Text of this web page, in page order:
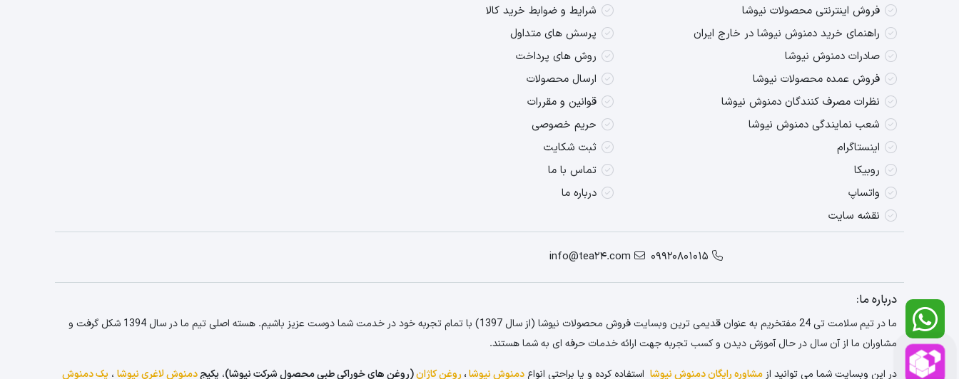
فروش اینترنتی محصولات نیوشا
راهنمای خرید دمنوش نیوشا در خارج ایران
صادرات دمنوش نیوشا
فروش عمده محصولات نیوشا
نظرات مصرف کنندگان دمنوش نیوشا
شعب نمایندگی دمنوش نیوشا
اینستاگرام
روبیکا
واتساپ
نقشه سایت
شرایط و ضوابط خرید کالا
پرسش های متداول
روش های پرداخت
ارسال محصولات
قوانین و مقررات
حریم خصوصی
ثبت شکایت
تماس با ما
درباره ما
09920801015
info@tea24.com
درباره ما:
ما در تیم سلامت تی 24 مفتخریم به عنوان قدیمی ترین وبسایت فروش محصولات نیوشا (از سال 1397) با تمام تجربه خود در خدمت شما دوست عزیز باشیم. هسته اصلی تیم ما در سال 1394 شکل گرفت و
مشاوران ما از آن سال در حال آموزش دیدن و کسب تجربه جهت ارائه خدمات حرفه ای به شما هستند.
در این وبسایت شما می توانید ازمشاوره رایگان دمنوش نیوشا استفاده کرده و یا براحتی انواع دمنوش نیوشا، روغن کاژان(روغن های خوراکی طبی محصول شرکت نیوشا)، پکیجدمنوش لاغری نیوشا ، پک دمنوش